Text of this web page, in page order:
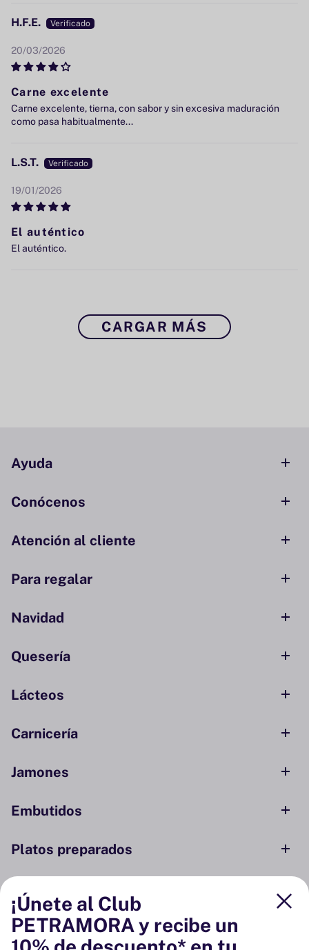
20/03/2026
H.F.E.
Carne excelente
Carne excelente, tierna, con sabor y sin excesiva maduración
como pasa habitualmente...
19/01/2026
L.S.T.
El auténtico
El auténtico.
CARGAR MÁS
Ayuda
Conócenos
Atención al cliente
Para regalar
Navidad
Quesería
Lácteos
Carnicería
Jamones
Embutidos
Platos preparados
Conservas y ahumados
Despensa
¡Únete al Club
PETRAMORA y recibe un